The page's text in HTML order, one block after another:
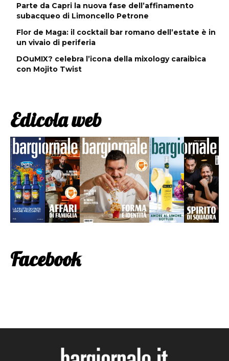
Parte da Capri la nuova fase dell’affinamento
subacqueo di Limoncello Petrone
Flor de Maga: il cocktail bar romano dell’estate è in
un vivaio di periferia
DOuMIX? celebra l’icona della mixology caraibica
con Mojito Twist
Edicola web
Facebook